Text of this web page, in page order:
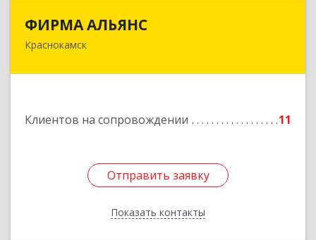
ФИРМА АЛЬЯНС
Краснокамск
Клиентов на сопровождении 11
Отправить заявку
Показать контакты
Отправить заявку
Назад